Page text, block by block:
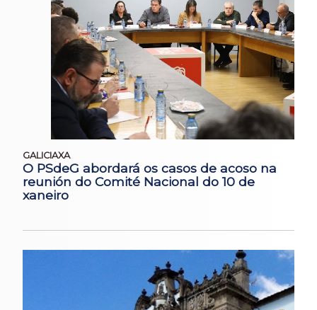
GALICIAXA
O PSdeG abordará os casos de acoso na
reunión do Comité Nacional do 10 de
xaneiro